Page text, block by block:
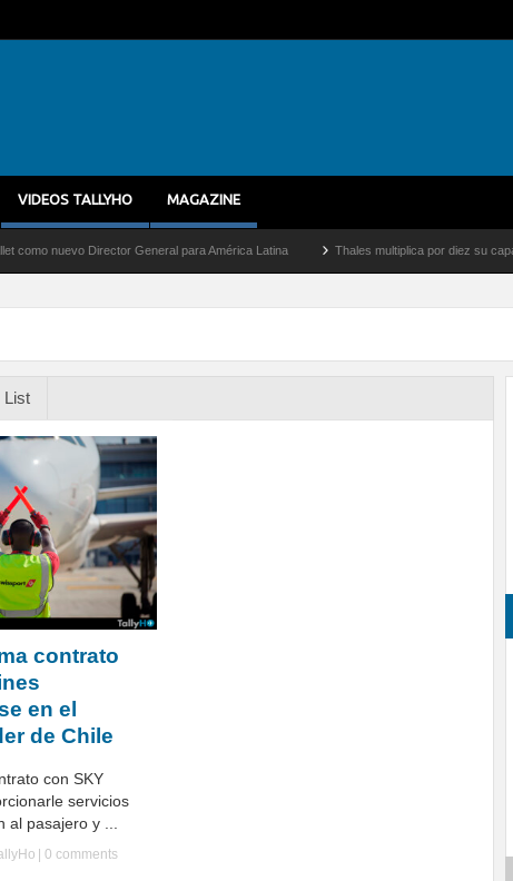
VIDEOS TALLYHO MAGAZINE
Director General para América Latina Thales multiplica por diez su capacidad
List
contrato
en el
de Chile
con SKY
servicios
al pasajero y ...
0 comments